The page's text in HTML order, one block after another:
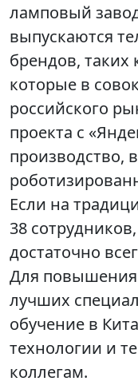
ламповый
выпускаются
брендов, таких
которые в
российского
проекта с
производство,
Если на
38
достаточно
Для повышения
лучших
обучение в
технологии и
коллегам.